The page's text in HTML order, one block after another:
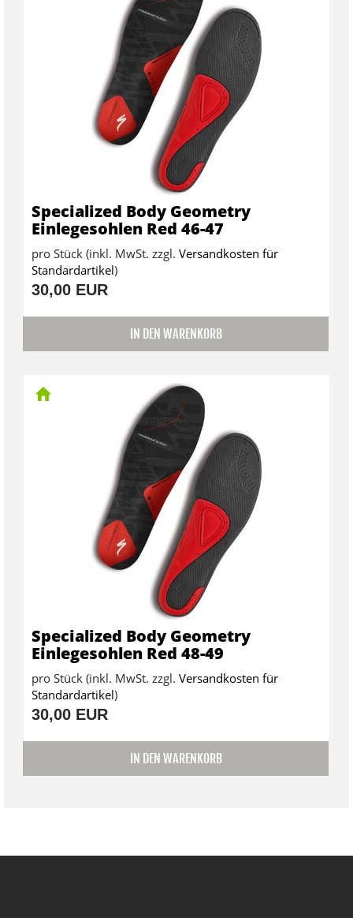
Specialized Body Geometry
Einlegesohlen Red 46-47
pro Stück (inkl. MwSt. zzgl. Versandkosten für
Standardartikel)
30,00 EUR
IN DEN WARENKORB
Specialized Body Geometry
Einlegesohlen Red 48-49
pro Stück (inkl. MwSt. zzgl. Versandkosten für
Standardartikel)
30,00 EUR
IN DEN WARENKORB